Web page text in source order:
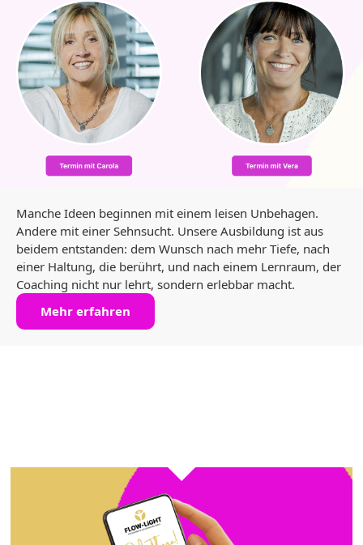
Manche Ideen beginnen mit einem leisen Unbehagen.
Andere mit einer Sehnsucht. Unsere Ausbildung ist aus
beidem entstanden: dem Wunsch nach mehr Tiefe, nach
einer Haltung, die berührt, und nach einem Lernraum, der
Coaching nicht nur lehrt, sondern erlebbar macht.
Mehr erfahren